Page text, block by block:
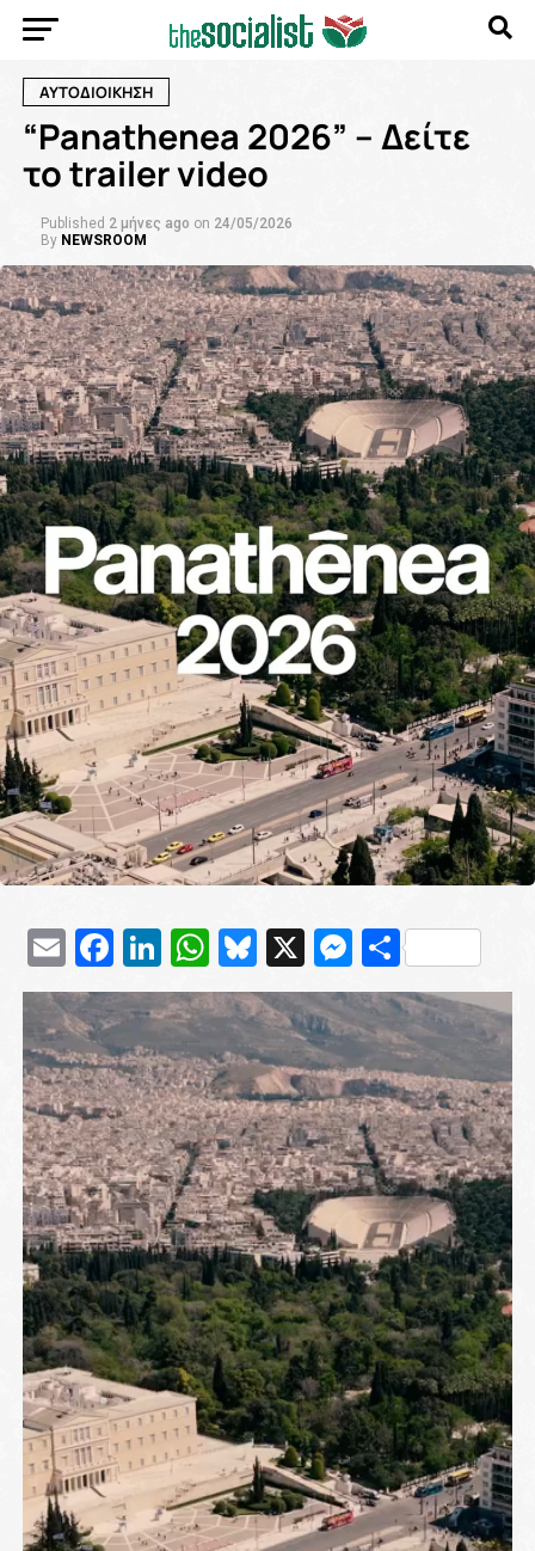
ΑΥΤΟΔΙΟΙΚΗΣΗ
“Panathenea 2026” – Δείτε
το trailer video
Published 2 μήνες ago on 24/05/2026
By NEWSROOM
EmailFacebook
LinkedIn
WhatsApp
Bluesky
X